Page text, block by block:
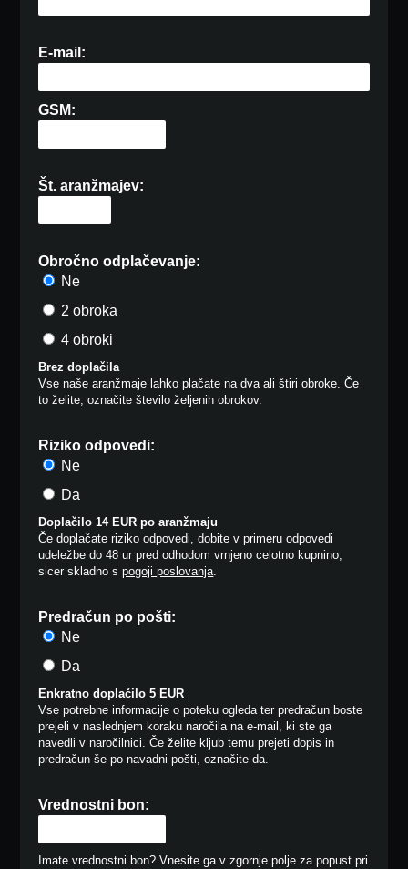
E-mail:
GSM:
Št. aranžmajev:
Obročno odplačevanje:
Ne
2 obroka
4 obroki
Brez doplačila
Vse naše aranžmaje lahko plačate na dva ali štiri obroke. Če
to želite, označite število željenih obrokov.
Riziko odpovedi:
Ne
Da
Doplačilo 14 EUR po aranžmaju
Če doplačate riziko odpovedi, dobite v primeru odpovedi
udeležbe do 48 ur pred odhodom vrnjeno celotno kupnino,
sicer skladno spogoji poslovanja.
Predračun po pošti:
Ne
Da
Enkratno doplačilo 5 EUR
Vse potrebne informacije o poteku ogleda ter predračun boste
prejeli v naslednjem koraku naročila na e-mail, ki ste ga
navedli v naročilnici. Če želite kljub temu prejeti dopis in
predračun še po navadni pošti, označite da.
Vrednostni bon:
Imate vrednostni bon? Vnesite ga v zgornje polje za popust pri